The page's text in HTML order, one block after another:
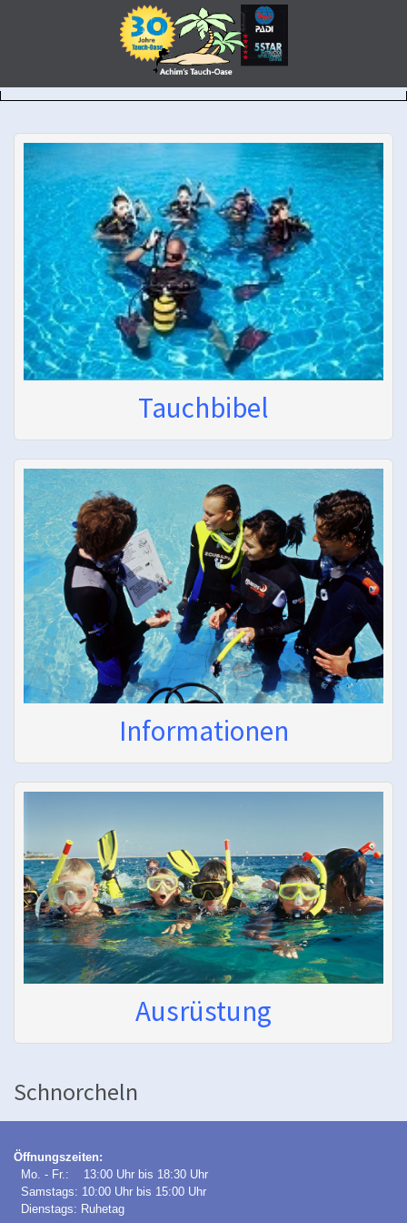
Tauchbibel
Informationen
Ausrüstung
Schnorcheln
Öffnungszeiten:
Mo. - Fr.: 13:00 Uhr bis 18:30 Uhr
Samstags: 10:00 Uhr bis 15:00 Uhr
Dienstags: Ruhetag